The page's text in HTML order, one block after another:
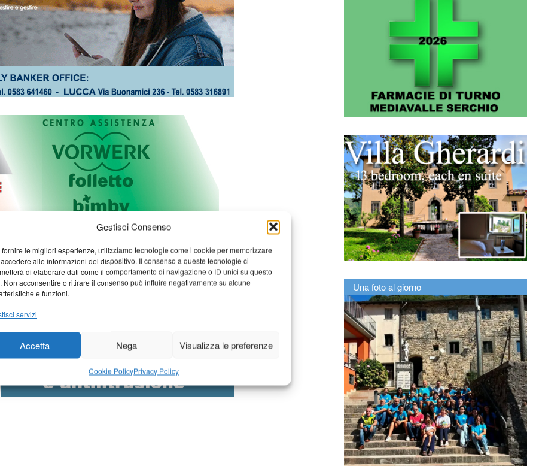
Gestisci Consenso
fornire le migliori esperienze, utilizziamo tecnologie come i cookie per memorizzare
alle informazioni del dispositivo. Il consenso a queste tecnologie ci
di elaborare dati come il comportamento di navigazione o ID unici su questo
Non acconsentire o ritirare il consenso può influire negativamente su alcune
e funzioni.
servizi
Accetta Nega Visualizza le preferenze
Cookie PolicyPrivacy Policy
Una foto al giorno